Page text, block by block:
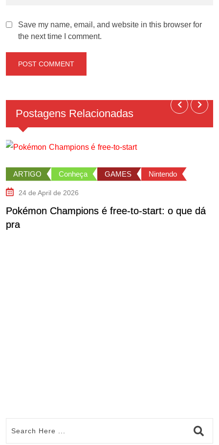
Save my name, email, and website in this browser for
the next time I comment.
Postagens Relacionadas
ARTIGO Conheça GAMES Nintendo
24 de April de 2026
Pokémon Champions é free-to-start: o que dá
pra